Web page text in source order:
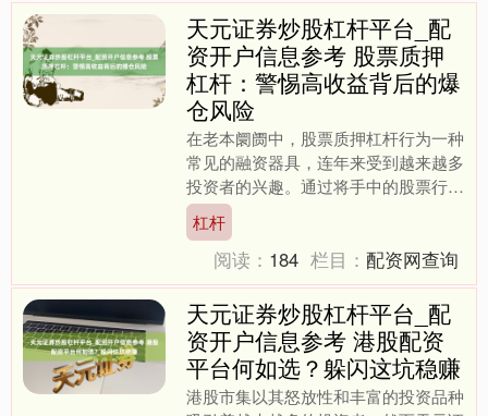
天元证券炒股杠杆平台_配
资开户信息参考 股票质押
杠杆：警惕高收益背后的爆
仓风险
在老本阛阓中，股票质押杠杆行为一种
常见的融资器具，连年来受到越来越多
投资者的兴趣。通过将手中的股票行为
典质品天元证券炒股杠杆平台_配资开
户信息参考，投资者不错向....
杠杆
阅读： 184 栏目：配资网查询
天元证券炒股杠杆平台_配
资开户信息参考 港股配资
平台何如选？躲闪这坑稳赚
港股市集以其怒放性和丰富的投资品种